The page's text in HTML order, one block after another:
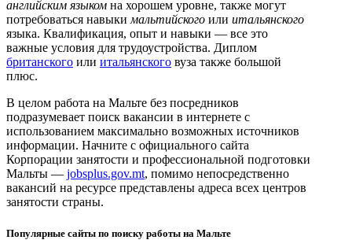
английским языком на хорошем уровне, также могут
потребоваться навыкимальтийского или итальянского
языка. Квалификация, опыт и навыки — все это
важные условия для трудоустройства. Диплом
британского или итальянского вуза также большой
плюс.
В целом работа на Мальте без посредников
подразумевает поиск вакансии в интернете с
использованием максимально возможных источников
информации. Начните с официального сайта
Корпорации занятости и профессиональной подготовки
Мальты — jobsplus.gov.mt, помимо непосредственно
вакансий на ресурсе представлены адреса всех центров
занятости страны.
Популярные сайты по поиску работы на Мальте